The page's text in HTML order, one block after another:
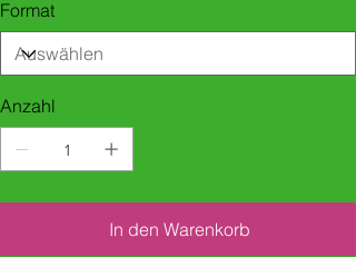
Format
Anzahl
In den Warenkorb